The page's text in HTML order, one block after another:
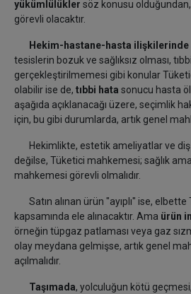
yükümlülükler söz konusu
görevli olacaktır.
Hekim-hastane-hasta ilişkilerinde
tesislerin bozuk ve sağlıksız olması,
gerçekleştirilmemesi gibi konular
olabilir ise de, tıbbi hata sonucu hasta
aşağıda açıklanacağı üzere, seçimlik
için, bu gibi durumlarda, artık genel
Hekimlikte, estetik ameliyatlar ve diş
değilse, Tüketici mahkemesi; sağlık
mahkemesi görevli olmalıdır.
Satın alınan ürün "ayıplı" ise, elbette
kapsamında ele alınacaktır. Ama ürün
örneğin tüpgaz patlaması veya gaz
olay meydana gelmişse, artık genel
açılmalıdır.
Taşımada, yolculuğun kötü